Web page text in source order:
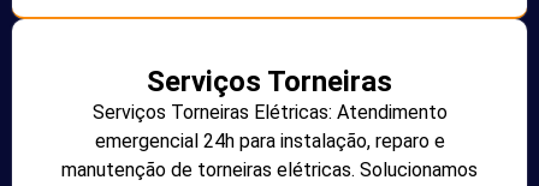
Serviços Torneiras
Serviços Torneiras Elétricas: Atendimento
emergencial 24h para instalação, reparo e
manutenção de torneiras elétricas. Solucionamos